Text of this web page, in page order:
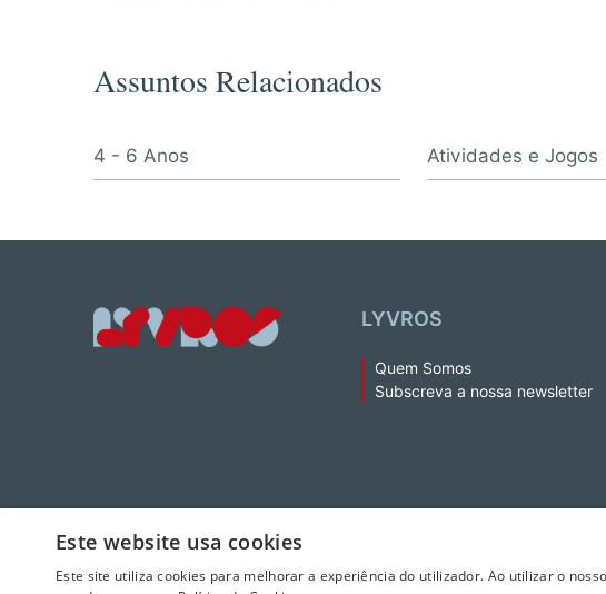
Assuntos Relacionados
4 - 6 Anos Atividades e Jogos
LYVROS
Quem Somos
Subscreva a nossa newsletter
© 2026 LeYa, S.A. Todos os direitos reservados. Não é permitida a extração de
Este website usa cookies
Este site utiliza cookies para melhorar a experiência do utilizador. Ao utilizar o